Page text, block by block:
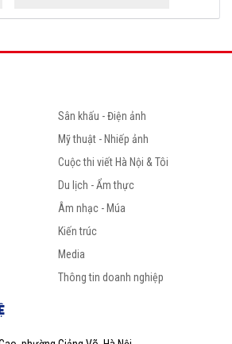
Sân khấu - Điện ảnh
Mỹ thuật - Nhiếp ảnh
Cuộc thi viết Hà Nội & Tôi
Du lịch - Ẩm thực
Âm nhạc - Múa
Kiến trúc
Media
Thông tin doanh nghiệp